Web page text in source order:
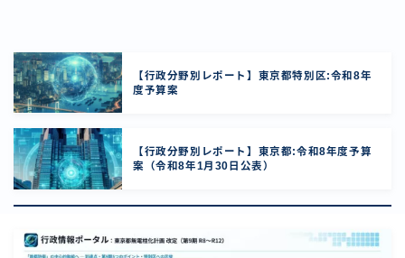
【行政分野別レポート】東京都特別区:令和8年
度予算案
【行政分野別レポート】東京都:令和8年度予算
案（令和8年1月30日公表）